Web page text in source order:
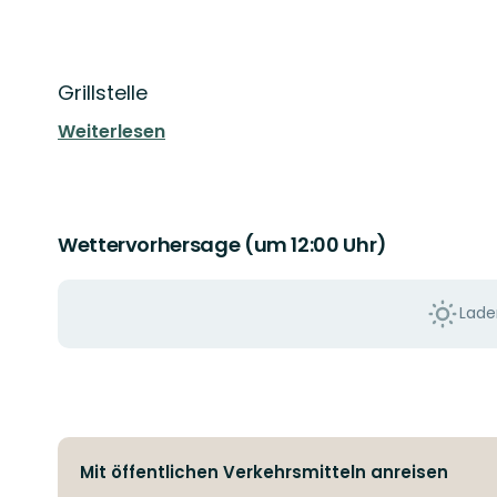
Beschreibung
Grillstelle
Weiterlesen
Wettervorhersage (um 12:00 Uhr)
Mit öffentlichen Verkehrsmitteln anreisen